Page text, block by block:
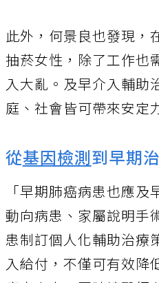
此外，何景良也發現，
抽菸女性，除了工作也
入大亂。及早介入輔助
庭、社會皆可帶來安定
從基因檢測到早期
「早期肺癌病患也應
動向病患、家屬說明手
患制訂個人化輔助治療
入給付，不僅可有效降